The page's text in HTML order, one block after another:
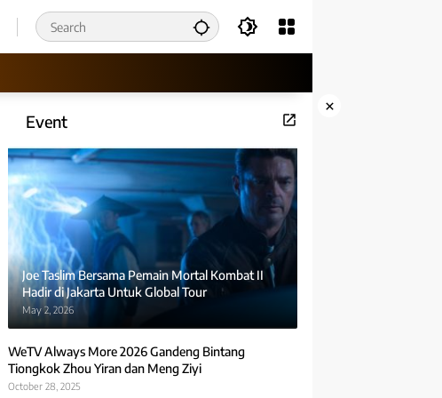
×
Event
Joe Taslim Bersama Pemain Mortal Kombat II
Hadir di Jakarta Untuk Global Tour
May 2, 2026
WeTV Always More 2026 Gandeng Bintang
Tiongkok Zhou Yiran dan Meng Ziyi
October 28, 2025